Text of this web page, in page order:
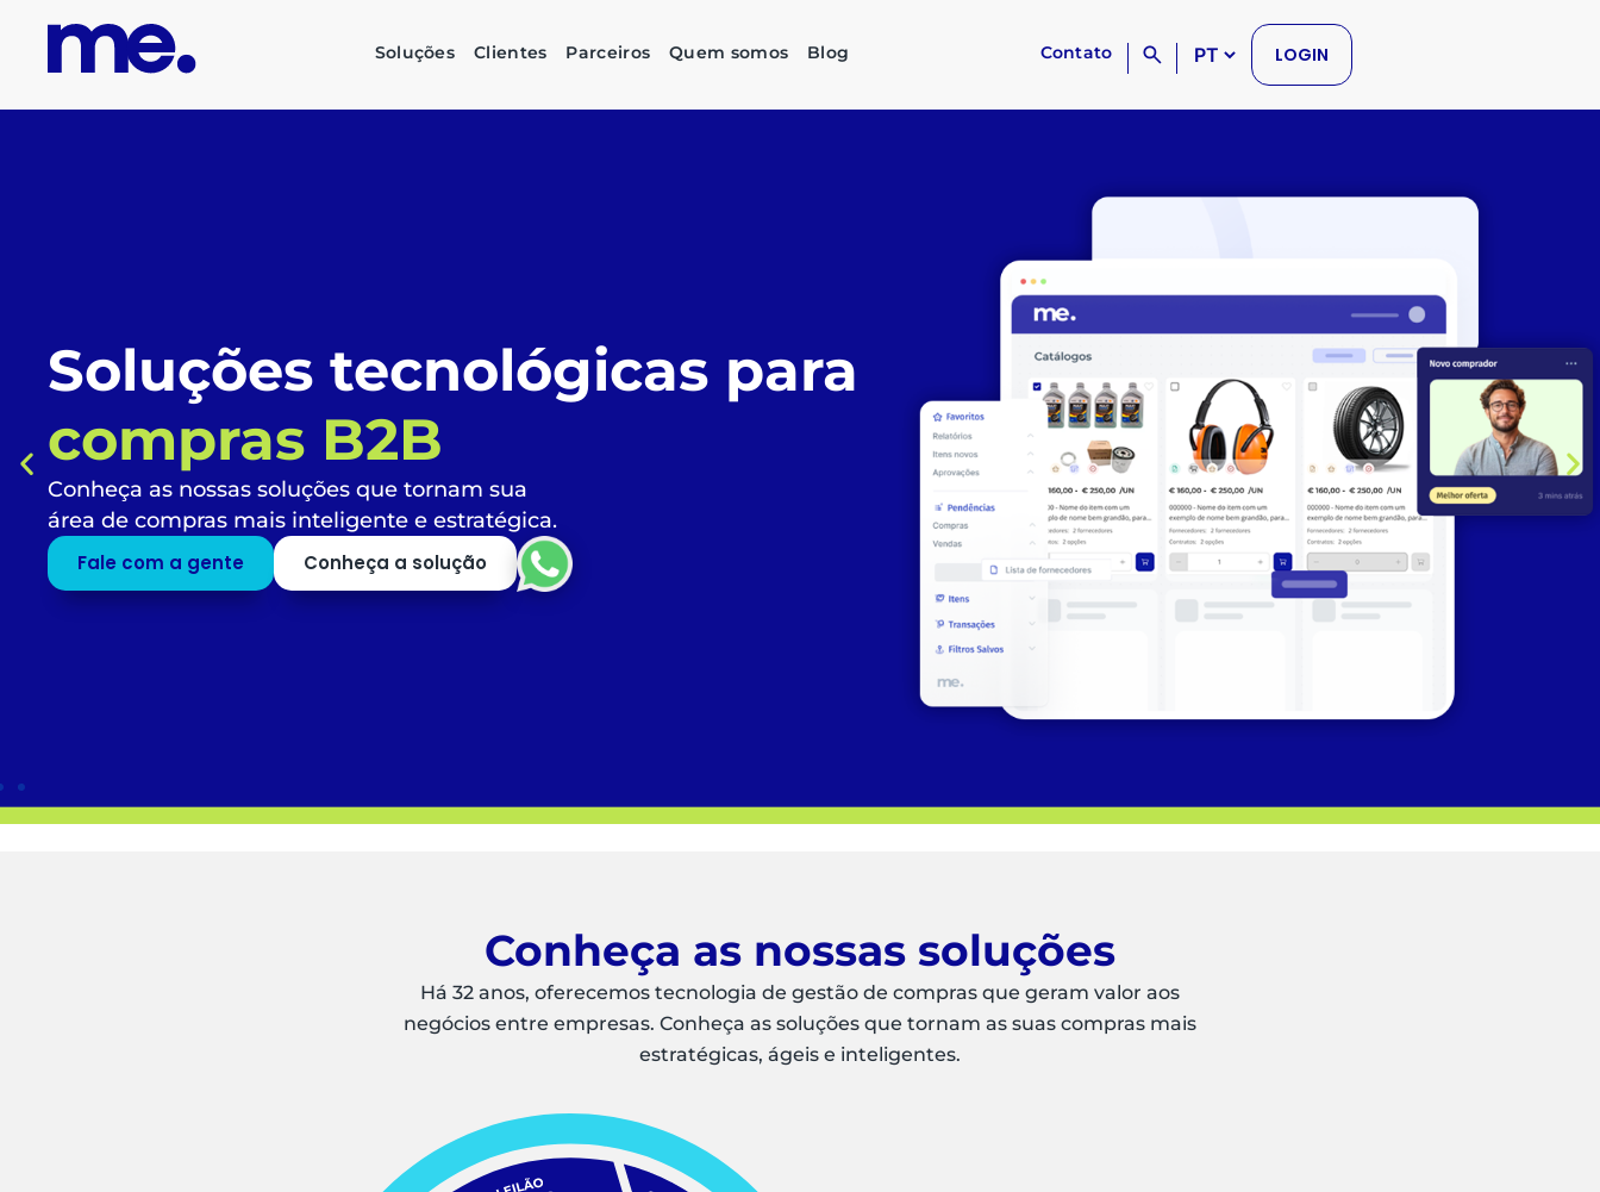
Soluções Clientes Parceiros Quem somos Blog Contato LOGIN
corporativas ésimples,
inteligente e sustentável
Automatize todo o fluxo de compras, liberando
profissionais para o que mais agrega valor ao
negócio.
Conheça as nossas soluções
Há 32 anos, oferecemos tecnologia de gestão de compras que geram valor aos
negócios entre empresas. Conheça as soluções que tornam as suas compras mais
estratégicas, ágeis e inteligentes.